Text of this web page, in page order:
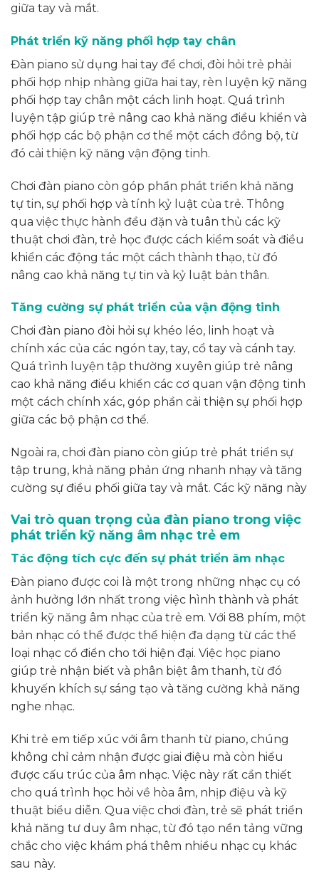
giữa tay và mắt.
Phát triển kỹ năng phối hợp tay chân
Đàn piano sử dụng hai tay để chơi, đòi hỏi trẻ phải
phối hợp nhịp nhàng giữa hai tay, rèn luyện kỹ năng
phối hợp tay chân một cách linh hoạt. Quá trình
luyện tập giúp trẻ nâng cao khả năng điều khiển và
phối hợp các bộ phận cơ thể một cách đồng bộ, từ
đó cải thiện kỹ năng vận động tinh.
Chơi đàn piano còn góp phần phát triển khả năng
tự tin, sự phối hợp và tính kỷ luật của trẻ. Thông
qua việc thực hành đều đặn và tuân thủ các kỹ
thuật chơi đàn, trẻ học được cách kiểm soát và điều
khiển các động tác một cách thành thạo, từ đó
nâng cao khả năng tự tin và kỷ luật bản thân.
Tăng cường sự phát triển của vận động tinh
Chơi đàn piano đòi hỏi sự khéo léo, linh hoạt và
chính xác của các ngón tay, tay, cổ tay và cánh tay.
Quá trình luyện tập thường xuyên giúp trẻ nâng
cao khả năng điều khiển các cơ quan vận động tinh
một cách chính xác, góp phần cải thiện sự phối hợp
giữa các bộ phận cơ thể.
Ngoài ra, chơi đàn piano còn giúp trẻ phát triển sự
tập trung, khả năng phản ứng nhanh nhạy và tăng
cường sự điều phối giữa tay và mắt. Các kỹ năng này
Vai trò quan trọng của đàn piano trong việc
phát triển kỹ năng âm nhạc trẻ em
Tác động tích cực đến sự phát triển âm nhạc
Đàn piano được coi là một trong những nhạc cụ có
ảnh hưởng lớn nhất trong việc hình thành và phát
triển kỹ năng âm nhạc của trẻ em. Với 88 phím, một
bản nhạc có thể được thể hiện đa dạng từ các thể
loại nhạc cổ điển cho tới hiện đại. Việc học piano
giúp trẻ nhận biết và phân biệt âm thanh, từ đó
khuyến khích sự sáng tạo và tăng cường khả năng
nghe nhạc.
Khi trẻ em tiếp xúc với âm thanh từ piano, chúng
không chỉ cảm nhận được giai điệu mà còn hiểu
được cấu trúc của âm nhạc. Việc này rất cần thiết
cho quá trình học hỏi về hòa âm, nhịp điệu và kỹ
thuật biểu diễn. Qua việc chơi đàn, trẻ sẽ phát triển
khả năng tư duy âm nhạc, từ đó tạo nền tảng vững
chắc cho việc khám phá thêm nhiều nhạc cụ khác
sau này.